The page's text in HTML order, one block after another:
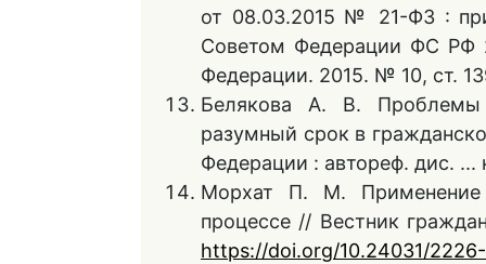
от 08.03.2015 № 21-ФЗ :
Советом Федерации ФС РФ
Федерации. 2015. № 10, ст.
Белякова А. В. Проблемы
разумный срок в
Федерации : автореф. дис.
Морхат П. М. Применение
процессе // Вестник
https://doi.org/10.24031/